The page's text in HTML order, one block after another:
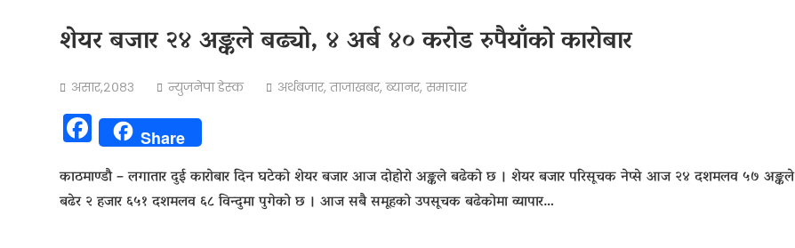
शेयर बजार २४ अङ्कले बढ्याे, ४ अर्ब ४० कराेड रुपैयाँकाे काराेबार
असार,२०८३ न्युजनेपा डेस्क अर्थबजार,ताजाखबर,ब्यानर, समाचार
Facebook
Share
काठमाण्डाै – लगातार दुई कारोबार दिन घटेको शेयर बजार आज दोहोरो अङ्कले बढेको छ । शेयर बजार परिसूचक नेप्से आज २४ दशमलव ५७ अङ्कले
बढेर २ हजार ६५१ दशमलव ६८ विन्दुमा पुगेको छ । आज सबै समूहको उपसूचक बढेकोमा व्यापार…